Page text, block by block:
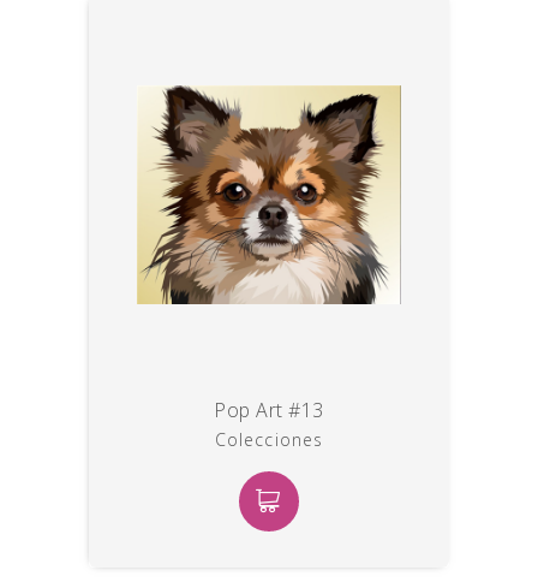
Pop Art #13
Colecciones